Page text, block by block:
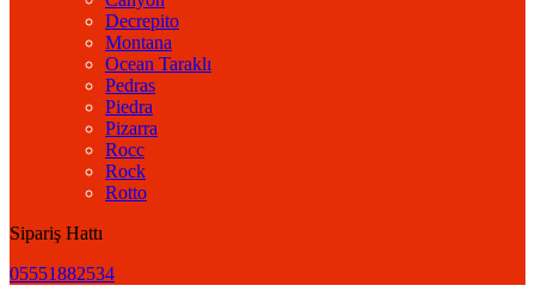
Decrepito
Montana
Ocean Taraklı
Pedras
Piedra
Pizarra
Rocc
Rock
Rotto
Sipariş Hattı
05551882534